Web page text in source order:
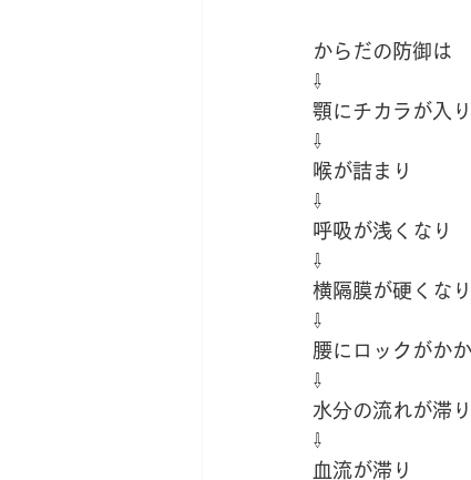
からだの防御は
⇩
顎にチカラが入り
⇩
喉が詰まり
⇩
呼吸が浅くなり
⇩
横隔膜が硬くなり
⇩
腰にロックがか
⇩
水分の流れが滞り
⇩
血流が滞り